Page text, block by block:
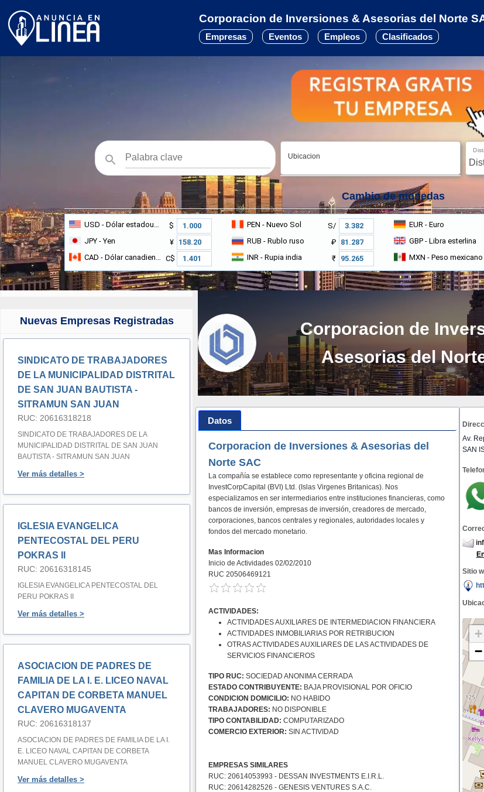
Corporacion de Inversiones & Asesorias del Norte
Empresas Eventos Empleos Clasificados
Ubicacion
Cambio de monedas
USD - Dólar estadounidense $ PEN - Nuevo Sol S/ EUR - Euro
JPY - Yen ¥ RUB - Rublo ruso ₽ GBP - Libra esterlina
CAD - Dólar canadiense C$ INR - Rupia india ₹ MXN - Peso mexicano
Nuevas Empresas Registradas
SINDICATO DE TRABAJADORES
DE LA MUNICIPALIDAD DISTRITAL
DE SAN JUAN BAUTISTA -
SITRAMUN SAN JUAN
RUC: 20616318218
SINDICATO DE TRABAJADORES DE LA
MUNICIPALIDAD DISTRITAL DE SAN JUAN
BAUTISTA - SITRAMUN SAN JUAN
Ver más detalles >
IGLESIA EVANGELICA
PENTECOSTAL DEL PERU
POKRAS II
RUC: 20616318145
IGLESIA EVANGELICA PENTECOSTAL DEL
PERU POKRAS II
Ver más detalles >
ASOCIACION DE PADRES DE
FAMILIA DE LA I. E. LICEO NAVAL
CAPITAN DE CORBETA MANUEL
CLAVERO MUGAVENTA
RUC: 20616318137
ASOCIACION DE PADRES DE FAMILIA DE LA I.
E. LICEO NAVAL CAPITAN DE CORBETA
MANUEL CLAVERO MUGAVENTA
Ver más detalles >
Corporacion de
Asesorias del
Datos
Corporacion de Inversiones & Asesorias del
Norte SAC
La compañía se establece como representante y oficina regional de
InvestCorpCapital (BVI) Ltd. (Islas Virgenes Britanicas). Nos
especializamos en ser intermediarios entre instituciones financieras, como
bancos de inversión, empresas de inversión, creadores de mercado,
corporaciones, bancos centrales y regionales, autoridades locales y
fondos del mercado monetario.
Mas Informacion
Inicio de Actividades 02/02/2010
RUC 20506469121
ACTIVIDADES:
ACTIVIDADES AUXILIARES DE INTERMEDIACION FINANCIERA
ACTIVIDADES INMOBILIARIAS POR RETRIBUCION
OTRAS ACTIVIDADES AUXILIARES DE LAS ACTIVIDADES DE
SERVICIOS FINANCIEROS
TIPO RUC: SOCIEDAD ANONIMA CERRADA
ESTADO CONTRIBUYENTE: BAJA PROVISIONAL POR OFICIO
CONDICION DOMICILIO: NO HABIDO
TRABAJADORES: NO DISPONIBLE
TIPO CONTABILIDAD: COMPUTARIZADO
COMERCIO EXTERIOR: SIN ACTIVIDAD
EMPRESAS SIMILARES
RUC: 20614053993 - DESSAN INVESTMENTS E.I.R.L.
RUC: 20614282526 - GENESIS VENTURES S.A.C.
Av.
SAN
Sitio
+
−